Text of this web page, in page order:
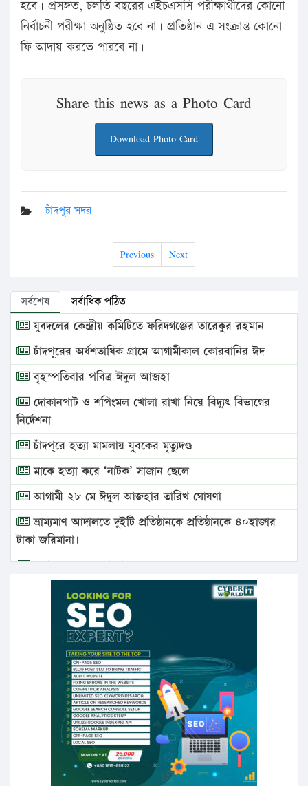
হবে। প্রসঙ্গত, চলতি বছরের এইচএসসি পরীক্ষার্থীদের কোনো
নির্বাচনী পরীক্ষা অনুষ্ঠিত হবে না। প্রতিষ্ঠান এ সংক্রান্ত কোনো
ফি আদায় করতে পারবে না।
Share this news as a Photo Card
Download Photo Card
চাঁদপুর সদর
Previous Next
সর্বশেষ সর্বাধিক পঠিত
যুবদলের কেন্দ্রীয় কমিটিতে ফরিদগঞ্জের তারেকুর রহমান
চাঁদপুরের অর্ধশতাধিক গ্রামে আগামীকাল কোরবানির ঈদ
বৃহস্পতিবার পবিত্র ঈদুল আজহা
দোকানপাট ও শপিংমল খোলা রাখা নিয়ে বিদ্যুৎ বিভাগের
নির্দেশনা
চাঁদপুরে হত্যা মামলায় যুবকের মৃত্যুদণ্ড
মাকে হত্যা করে ‘নাটক’ সাজান ছেলে
আগামী ২৮ মে ঈদুল আজহার তারিখ ঘোষণা
ভ্রাম্যমাণ আদালতে দুইটি প্রতিষ্ঠানকে প্রতিষ্ঠানকে ৪০হাজার
টাকা জরিমানা।
এবার লঞ্চের ভাড়া বাড়ল
১৭ থেকে ২১ শতাংশ বিদ্যুতের দাম বাড়ানোর প্রস্তাব পিডিবির
১৬ মে চাঁদপুর ও ২৫ মে ফেনী সফরে যাবেন প্রধানমন্ত্রী
উচ্চশিক্ষায় গৌরবময় অর্জন: পূর্ণ স্কলারশিপে যুক্তরাষ্ট্রে
পিএইচডি করছেন কুয়েটের কৃতি…
সারা দেশে বজ্রাঘাতে ১৪ জনের প্রাণহানি
কঠোর হচ্ছে এসএসসি ও এইচএসসি পরীক্ষা
ফরিদগঞ্জে আগুনে পুড়লো ৬ ব্যবসা প্রতিষ্ঠান